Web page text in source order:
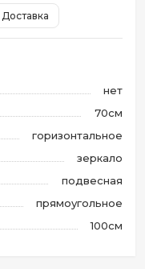
Доставка
нет
70см
горизонтальное
зеркало
подвесная
прямоугольное
100см